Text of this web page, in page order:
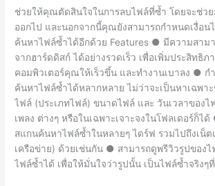
ช่วยให้คุณตัดสินใจในการลบไฟล์ที่ซ้ำ โดยจะช่ว
ออกไป และนอกจากนี้คุณยังสามารถกำหนดเงื่อน
ค้นหาไฟล์ซ้ำได้อีกด้วย Features ● มีความสาม
จากฮาร์ดดิสก์ ได้อย่างรวดเร็ว เพื่อเพิ่มประสิทธิภ
คอมพิวเตอร์คุณให้เร็วขึ้น และทำงานเบาลง ● ก
ค้นหาไฟล์ซ้ำได้หลากหลาย ไม่ว่าจะเป็นหาเฉพา
ไฟล์ (ประเภทไฟล์) ขนาดไฟล์ และ วันเวลาของ
เพลง ต่างๆ หรือในเฉพาะเจาะจงในโฟลเดอร์ก็ไ
สแกนค้นหาไฟล์ซ้ำในหลายๆ ไดร์ฟ รวมไปถึงเน็ต
เครือข่าย) ด้วยเช่นกัน ● สามารถดูพรีวิวรูปของ
ไฟล์ซ้ำได้ เพื่อให้มั่นใจว่ารูปนั้น เป็นไฟล์ซ้ำจริงๆ